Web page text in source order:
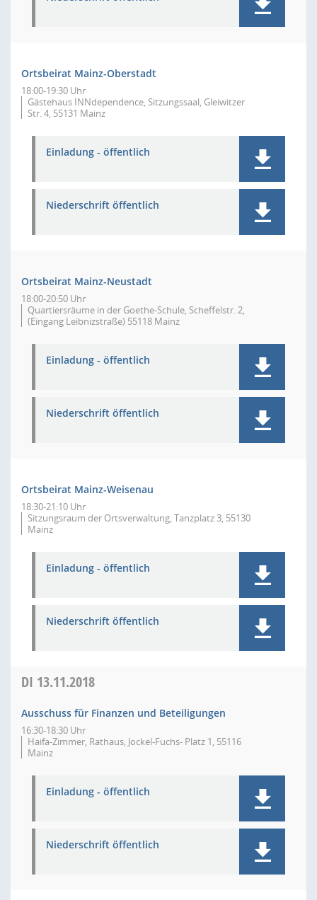
Ortsbeirat Mainz-Oberstadt
18:00-19:30 Uhr
Gästehaus INNdependence, Sitzungssaal, Gleiwitzer
Str. 4, 55131 Mainz
Einladung - öffentlich
Niederschrift öffentlich
Ortsbeirat Mainz-Neustadt
18:00-20:50 Uhr
Quartiersräume in der Goethe-Schule, Scheffelstr. 2,
(Eingang Leibnizstraße) 55118 Mainz
Einladung - öffentlich
Niederschrift öffentlich
Ortsbeirat Mainz-Weisenau
18:30-21:10 Uhr
Sitzungsraum der Ortsverwaltung, Tanzplatz 3, 55130
Mainz
Einladung - öffentlich
Niederschrift öffentlich
DI 13.11.2018
Ausschuss für Finanzen und Beteiligungen
16:30-18:30 Uhr
Haifa-Zimmer, Rathaus, Jockel-Fuchs- Platz 1, 55116
Mainz
Einladung - öffentlich
Niederschrift öffentlich